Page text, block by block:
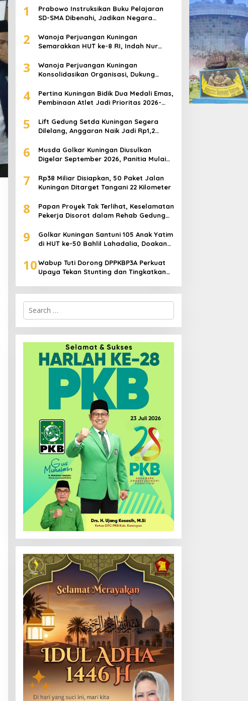
1
Prabowo Instruksikan Buku Pelajaran
SD-SMA Dibenahi, Jadikan Negara
2
Wanoja Perjuangan Kuningan
Semarakkan HUT ke-8 RI, Indah Nur
Berdaya
3
Wanoja Perjuangan Kuningan
Konsolidasikan Organisasi, Dukung
4
Pertina Kuningan Bidik Dua Medali Emas,
Pembinaan Atlet Jadi Prioritas 2026-
5
Lift Gedung Setda Kuningan Segera
Dilelang, Anggaran Naik Jadi Rp1,2
6
Musda Golkar Kuningan Diusulkan
Digelar September 2026, Panitia Mulai
7
Rp38 Miliar Disiapkan, 50 Paket Jalan
Kuningan Ditarget Tangani 22 Kilometer
8
Papan Proyek Tak Terlihat, Keselamatan
Pekerja Disorot dalam Rehab Gedung
9
Golkar Kuningan Santuni 105 Anak Yatim
di HUT ke-50 Bahlil Lahadalia, Doakan
10Wabup Tuti Dorong DPPKBP3A Perkuat
Upaya Tekan Stunting dan Tingkatkan
Search
for: